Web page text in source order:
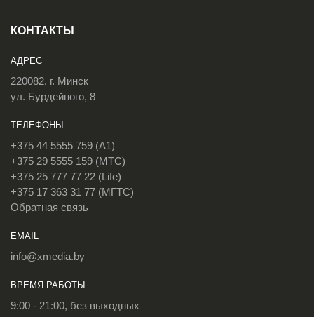
КОНТАКТЫ
АДРЕС
220082, г. Минск
ул. Бурдейного, 8
ТЕЛЕФОНЫ
+375 44 5555 759 (A1)
+375 29 5555 159 (МТС)
+375 25 777 77 22 (Life)
+375 17 363 31 77 (МГТС)
Обратная связь
EMAIL
info@xmedia.by
ВРЕМЯ РАБОТЫ
9:00 - 21:00, без выходных